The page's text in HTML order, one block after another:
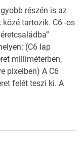
részén is az
tartozik. C6 -os
(C6 lap
milliméterben,
pixelben) A C6
felét teszi ki. A